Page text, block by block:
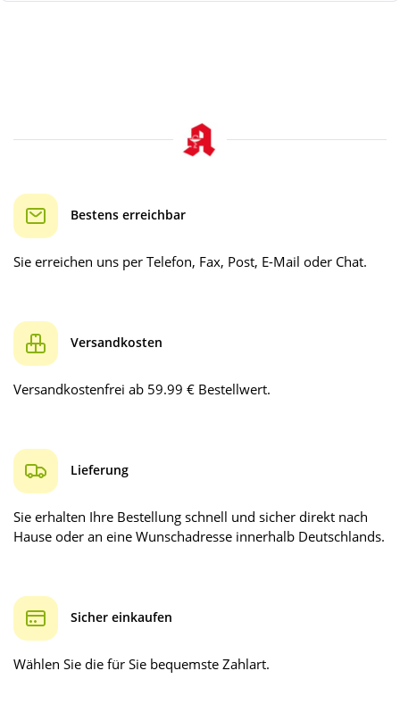
Bestens erreichbar
Sie erreichen uns per Telefon, Fax, Post, E-Mail oder Chat.
Versandkosten
Versandkostenfrei ab 59.99 € Bestellwert.
Lieferung
Sie erhalten Ihre Bestellung schnell und sicher direkt nach
Hause oder an eine Wunschadresse innerhalb Deutschlands.
Sicher einkaufen
Wählen Sie die für Sie bequemste Zahlart.